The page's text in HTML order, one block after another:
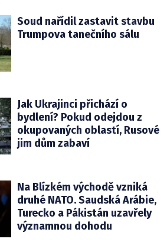
Soud nařídil zastavit stavbu
Trumpova tanečního sálu
Jak Ukrajinci přichází o
bydlení? Pokud odejdou z
okupovaných oblastí, Rusové
jim dům zabaví
Na Blízkém východě vzniká
druhé NATO. Saudská Arábie,
Turecko a Pákistán uzavřely
významnou dohodu